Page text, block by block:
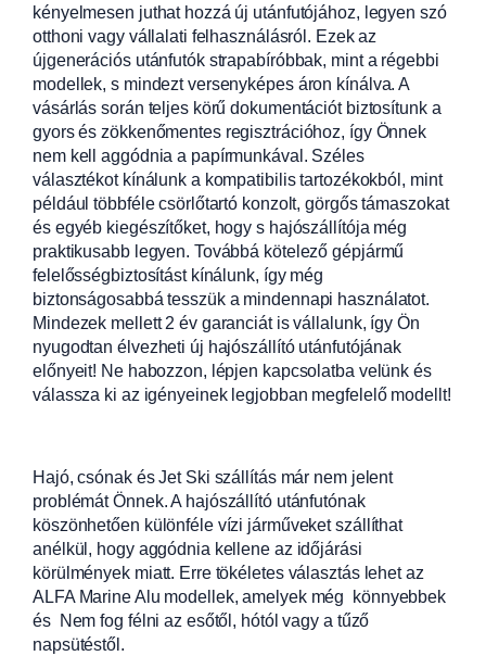
kényelmesen juthat hozzá új utánfutójához, legyen szó
otthoni vagy vállalati felhasználásról. Ezek az
újgenerációs utánfutók strapabíróbbak, mint a régebbi
modellek, s mindezt versenyképes áron kínálva. A
vásárlás során teljes körű dokumentációt biztosítunk a
gyors és zökkenőmentes regisztrációhoz, így Önnek
nem kell aggódnia a papírmunkával. Széles
választékot kínálunk a kompatibilis tartozékokból, mint
például többféle csörlőtartó konzolt, görgős támaszokat
és egyéb kiegészítőket, hogy s hajószállítója még
praktikusabb legyen. Továbbá kötelező gépjármű
felelősségbiztosítást kínálunk, így még
biztonságosabbá tesszük a mindennapi használatot.
Mindezek mellett 2 év garanciát is vállalunk, így Ön
nyugodtan élvezheti új hajószállító utánfutójának
előnyeit! Ne habozzon, lépjen kapcsolatba velünk és
válassza ki az igényeinek legjobban megfelelő modellt!
Hajó, csónak és Jet Ski szállítás már nem jelent
problémát Önnek. A hajószállító utánfutónak
köszönhetően különféle vízi járműveket szállíthat
anélkül, hogy aggódnia kellene az időjárási
körülmények miatt. Erre tökéletes választás lehet az
ALFA Marine Alu modellek, amelyek még könnyebbek
és Nem fog félni az esőtől, hótól vagy a tűző
napsütéstől.